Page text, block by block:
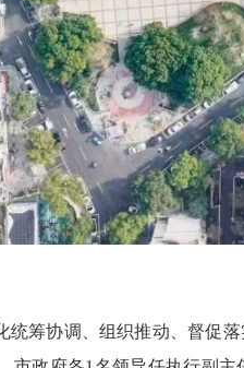
统筹协调、组织推动、督促